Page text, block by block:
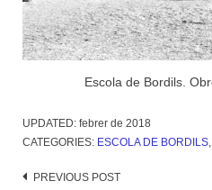
Escola de Bordils.
UPDATED: febrer de 2018
CATEGORIES: ESCOLA DE BORDILS,
Post
PREVIOUS POST